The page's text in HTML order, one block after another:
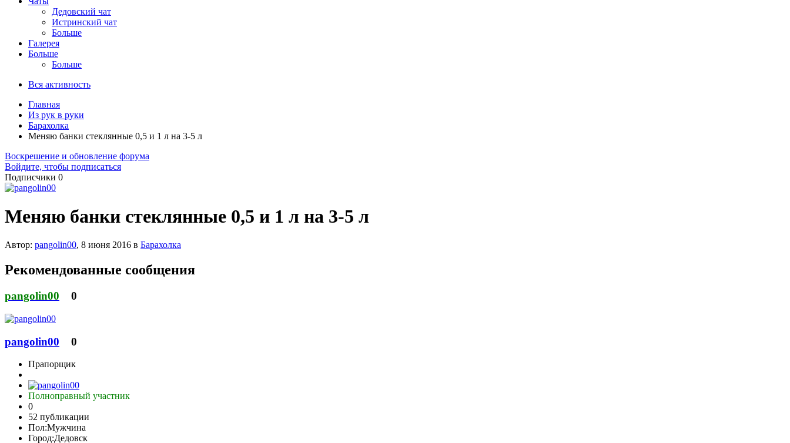
Дедовский чат
Истринский чат
Больше
Галерея
Больше
Больше
Вся активность
Главная
Из рук в руки
Барахолка
Меняю банки стеклянные 0,5 и 1 л на 3-5 л
Воскрешение и обновление форума
Войдите, чтобы подписаться
Подписчики 0
Меняю банки стеклянные 0,5 и 1 л на 3-5 л
Автор: pangolin00, 8 июня 2016 в Барахолка
Рекомендованные сообщения
pangolin00 0
pangolin00 0
Прапорщик
Полноправный участник
0
52 публикации
Пол:Мужчина
Город:Дедовск